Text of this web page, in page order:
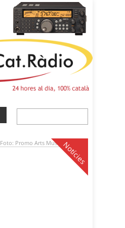
Notícies
Foto: Promo Arts Music